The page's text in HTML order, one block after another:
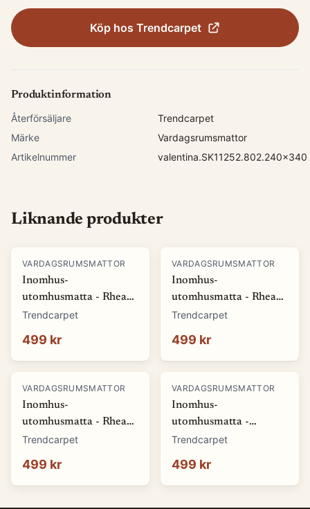
Köp hos Trendcarpet
Produktinformation
Återförsäljare
Trendcarpet
Märke
Vardagsrumsmattor
Artikelnummer
valentina.SK11252.802.240x340
Liknande produkter
VARDAGSRUMSMATTOR
Inomhus-
utomhusmatta - Rhea
(vit) (Storlek: 80 x 150
Trendcarpet
499 kr
VARDAGSRUMSMATTOR
Inomhus-
utomhusmatta - Rhea
(beige) (Storlek: 80 x
Trendcarpet
499 kr
VARDAGSRUMSMATTOR
Inomhus-
utomhusmatta - Rhea
(natur) (Storlek: 80 x
Trendcarpet
499 kr
VARDAGSRUMSMATTOR
Inomhus-
utomhusmatta -
Somerville (blå)
Trendcarpet
499 kr